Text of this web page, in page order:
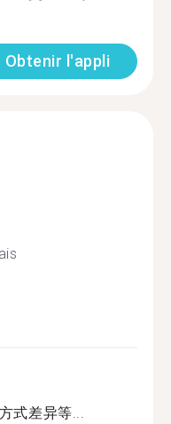
Obtenir l'appli
式差异等...